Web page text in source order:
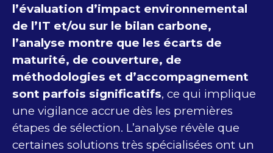
l’évaluation d’impact environnemental
de l’IT et/ou sur le bilan carbone,
l’analyse montre que les écarts de
maturité, de couverture, de
méthodologies et d’accompagnement
sont parfois significatifs, ce qui implique
une vigilance accrue dès les premières
étapes de sélection. L’analyse révèle que
certaines solutions très spécialisées ont un